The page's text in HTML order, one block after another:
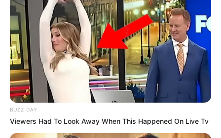
BUZZ DAY
Viewers Had To Look Away When This Happened On Live Tv